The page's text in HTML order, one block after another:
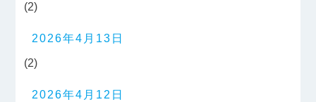
(2)
2026年4月13日
(2)
2026年4月12日